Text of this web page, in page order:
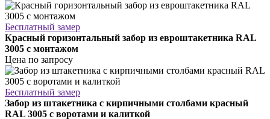
Бесплатный замер
Красный горизонтальный забор из евроштакетника RAL
3005 с монтажом
Цена по запросу
Бесплатный замер
Забор из штакетника с кирпичными столбами красный
RAL 3005 с воротами и калиткой